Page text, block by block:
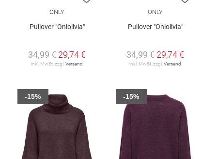
ONLY
Pullover "Onlolivia"
34,99 € 29,74 €
inkl. MwSt. zzgl.Versand
ONLY
Pullover "Onlolivia"
34,99 € 29,74 €
inkl. MwSt. zzgl.Versand
-15% -15%